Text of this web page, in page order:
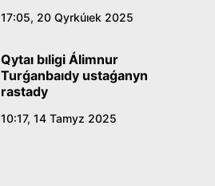
17:05, 20 Qyrkúıek 2025
Qytaı bıligi Álimnur
Turǵanbaıdy ustaǵanyn
rastady
10:17, 14 Tamyz 2025